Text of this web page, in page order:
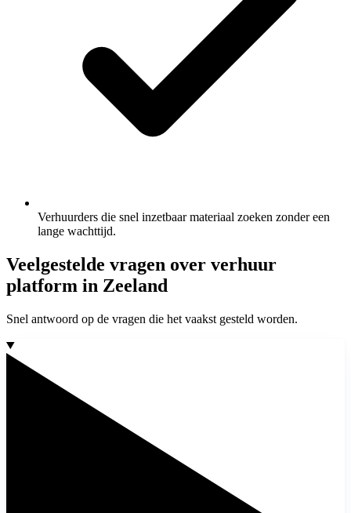
Verhuurders die snel inzetbaar materiaal zoeken zonder een
lange wachttijd.
Veelgestelde vragen over verhuur
platform in Zeeland
Snel antwoord op de vragen die het vaakst gesteld worden.